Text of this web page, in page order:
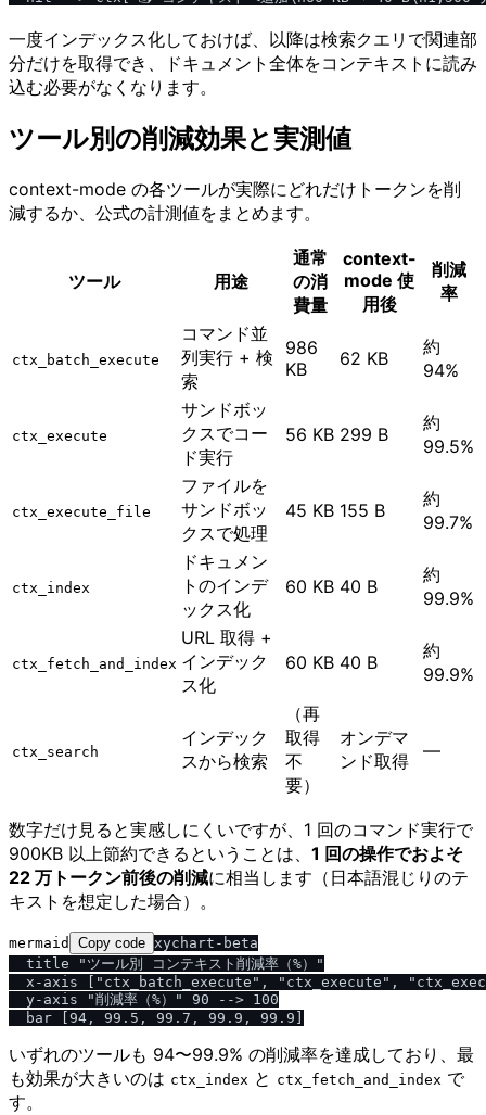
一度インデックス化しておけば、以降は検索クエリで関連部
分だけを取得でき、ドキュメント全体をコンテキストに読み
込む必要がなくなります。
ツール別の削減効果と実測値
context-mode の各ツールが実際にどれだけトークンを削
減するか、公式の計測値をまとめます。
ツール 用途
通常
の消
費量
context-
mode 使
用後
削減
率
ctx_batch_execute
コマンド並
列実行 + 検
索
986
KB
62 KB
約
94%
ctx_execute
サンドボッ
クスでコー
ド実行
56 KB 299 B
約
99.5%
ctx_execute_file
ファイルを
サンドボッ
クスで処理
45 KB 155 B
約
99.7%
ctx_index
ドキュメン
トのインデ
ックス化
60 KB 40 B
約
99.9%
ctx_fetch_and_index
URL 取得 +
インデック
ス化
60 KB 40 B
約
99.9%
ctx_search
インデック
スから検索
（再
取得
不
要）
オンデマ
ンド取得
—
数字だけ見ると実感しにくいですが、1 回のコマンド実行で
900KB 以上節約できるということは、 1 回の操作でおよそ
22 万トークン前後の削減に相当します（日本語混じりのテ
キストを想定した場合）。
mermaid Copy code xychart-beta
  title "ツール別 コンテキスト削減率（%）"
x-axis ["ctx_batch_execute", "ctx_execute",
  y-axis "削減率（%）" 90 --> 100
いずれのツールも 94〜99.9% の削減率を達成しており、最
も効果が大きいのは ctx_index と ctx_fetch_and_index で
す。